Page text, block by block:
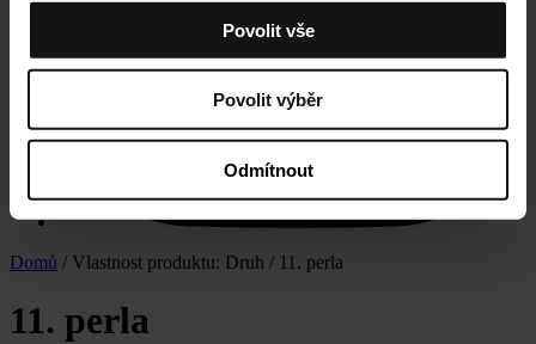
Povolit vše
Povolit výběr
Odmítnout
Domů / Vlastnost produktu: Druh / 11. perla
11. perla